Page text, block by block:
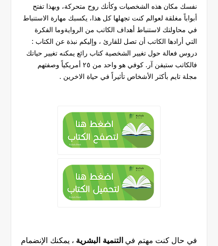
نفسك مكان هذه الشخصيات وكأنك روح متحركة، وبهذا تفتح
أبواباً مغلقة لعوالم كنت تجهلها كل هذا، يكسبك مهارة الاستنباط
في محاولتك لاستنباط أهداف الكاتب من الروايةوما الفكرة
التي أرادها الكاتب أن تصل للقارئ ، وإليكم نبذة عن الكتاب :
دروس فعالة حول تغيير الشخصية كتاب رائع يمكنه تغيير حياتك
فالكاتب ستيفن آر. كوفي هو واحد من ٢٥ أمريكياً وصفتهم
مجلة تايم بأكثر الأشخاص تأثيراً في حياة الاخرين .
في حال كنت مهتم فيالتنمية البشرية ، يمكنك الإنضمام